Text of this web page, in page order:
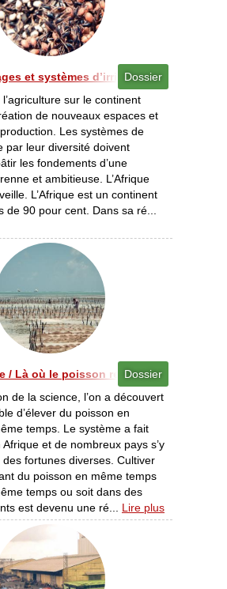
Dossier
et systèmes d’irrigation - À la
l’agriculture sur le continent
de nouveaux espaces et
Les systèmes de
par leur diversité doivent
les fondements d’une
et ambitieuse. L’Afrique
L’Afrique est un continent
de 90 pour cent. Dans sa ré...
Dossier
/ Là où le poisson rejoint la culture [10/
de la science, l’on a découvert
d’élever du poisson en
temps. Le système a fait
et de nombreux pays s’y
fortunes diverses. Cultiver
du poisson en même temps
temps ou soit dans des
est devenu une ré... Lire plus